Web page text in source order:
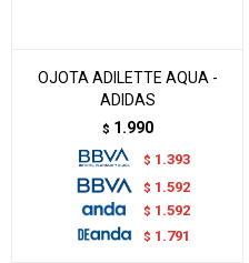
OJOTA ADILETTE AQUA -
ADIDAS
$ 1.990
$ 1.393
$ 1.592
$ 1.592
$ 1.791